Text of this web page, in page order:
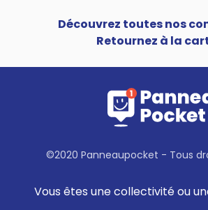
Découvrez toutes nos
Retournez à la
©2020 Panneaupocket - Tous
Vous êtes une collectivité ou